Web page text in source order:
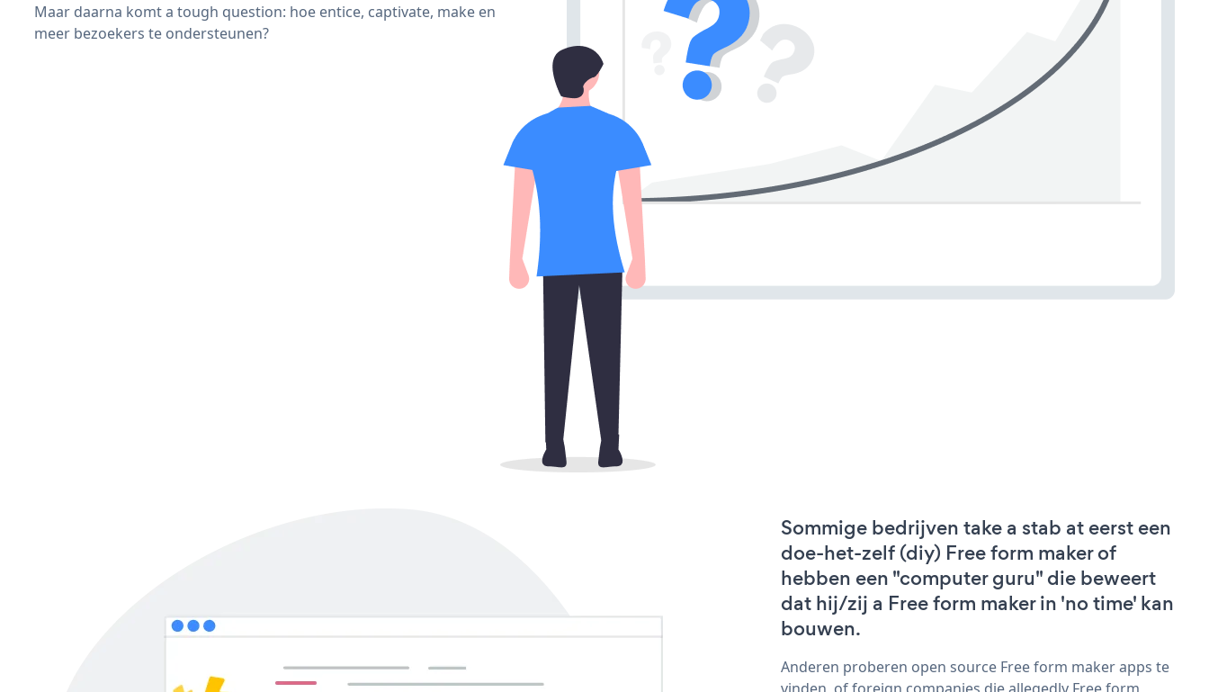
Maar daarna komt a tough question: hoe entice, captivate, make en
meer bezoekers te ondersteunen?
Sommige bedrijven take a stab at eerst een
doe-het-zelf (diy) Free form maker of
hebben een "computer guru" die beweert
dat hij/zij a Free form maker in 'no time' kan
bouwen.
Anderen proberen open source Free form maker apps te